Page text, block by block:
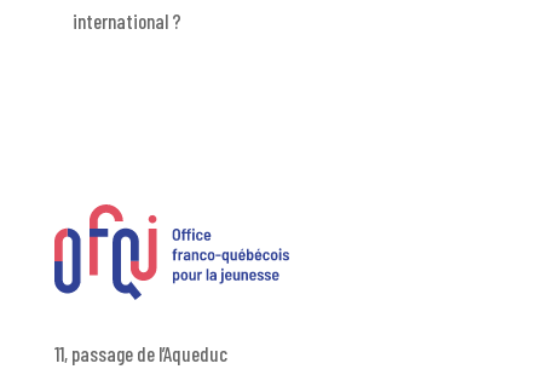
international ?
11, passage de l’Aqueduc